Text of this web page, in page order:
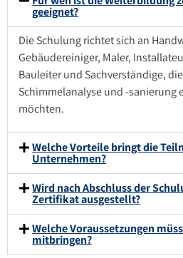
geeignet?
Die Schulung richtet sich an
Gebäudereiniger, Maler,
Bauleiter und Sachverständige,
Schimmelanalyse und -sanierung
möchten.
Welche Vorteile bringt die
Unternehmen?
Wird nach Abschluss der
Zertifikat ausgestellt?
Welche Voraussetzungen
mitbringen?